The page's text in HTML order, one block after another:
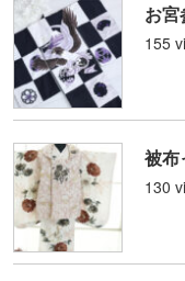
お
155
被布
130